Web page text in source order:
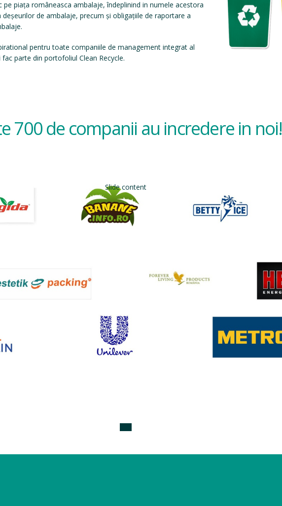
piața româneasca ambalaje, îndeplinind in numele acestora
de ambalaje, precum și obligațiile de raportare a
pentru toate companiile de management integrat al
parte din portofoliul Clean Recycle.
700 de companii au incredere in noi!
Slide content